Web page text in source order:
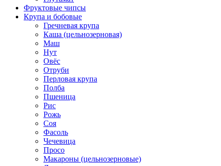
Фруктовые чипсы
Крупа и бобовые
Гречневая крупа
Каша (цельнозерновая)
Маш
Нут
Овёс
Отруби
Перловая крупа
Полба
Пшеница
Рис
Рожь
Соя
Фасоль
Чечевица
Просо
Макароны (цельнозерновые)